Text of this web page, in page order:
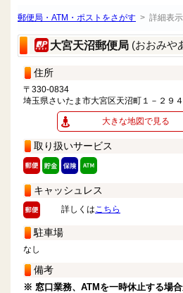
郵便局・ATM・ポストをさがす > 詳細表示
大宮天沼郵便局 (おおみや
住所
〒330-0834
埼玉県さいたま市大宮区天沼町１－２９
大きな地図で見る
取り扱いサービス
キャッシュレス
詳しくはこちら
駐車場
なし
備考
※ 窓口業務、ATMを一時休止する場合